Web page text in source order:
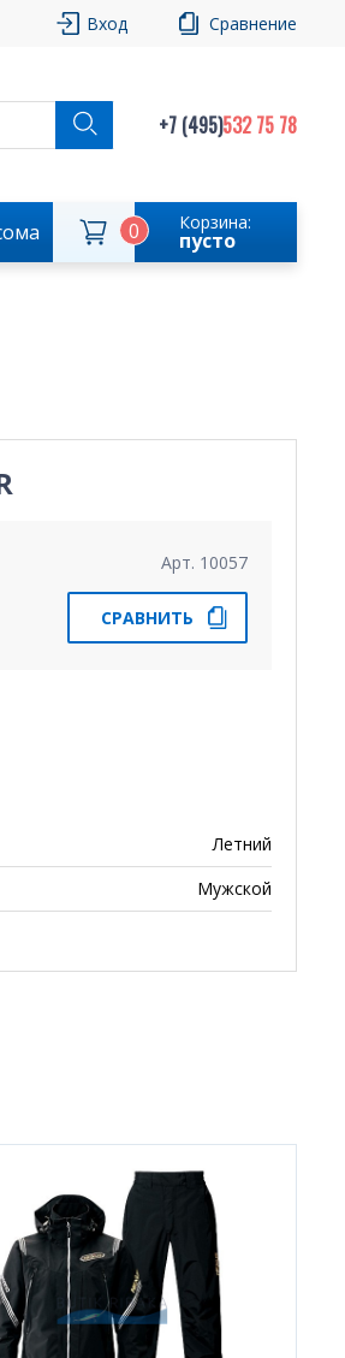
Вход Сравнение
+7 (495)532 75 78
Корзина:
пусто
0
Арт. 10057
СРАВНИТЬ
Летний
Мужской